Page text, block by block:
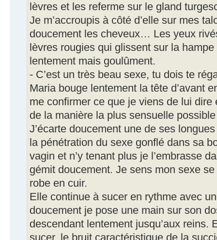
lèvres et les referme sur le gland
Je m’accroupis à côté d’elle sur mes
doucement les cheveux… Les yeux
lèvres rougies qui glissent sur la
lentement mais goulûment.
- C’est un très beau sexe, tu dois te
Maria bouge lentement la tête d’avant
me confirmer ce que je viens de lui
de la manière la plus sensuelle
J’écarte doucement une de ses
la pénétration du sexe gonflé dans sa
vagin et n’y tenant plus je l’embrasse
gémit doucement. Je sens mon sexe
robe en cuir.
Elle continue à sucer en rythme avec
doucement je pose une main sur son
descendant lentement jusqu’aux reins.
sucer, le bruit caractéristique de la